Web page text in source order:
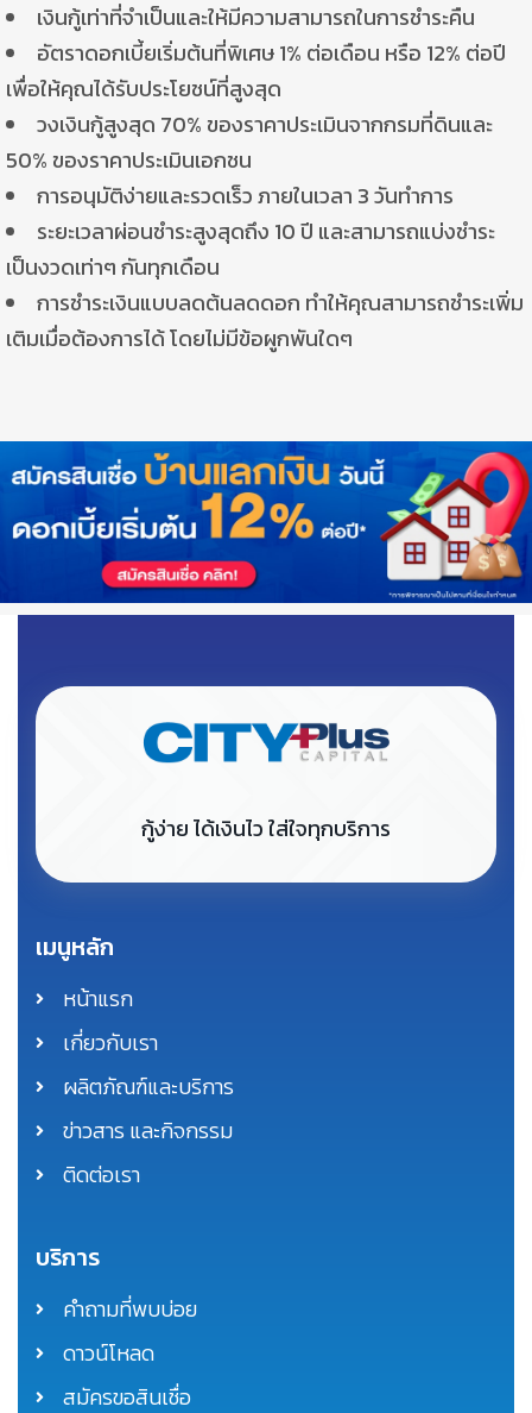
เงินกู้เท่าที่จำเป็นและให้มีความสามารถในการชำระคืน
อัตราดอกเบี้ยเริ่มต้นที่พิเศษ 1% ต่อเดือน หรือ 12% ต่อปี
เพื่อให้คุณได้รับประโยชน์ที่สูงสุด
วงเงินกู้สูงสุด 70% ของราคาประเมินจากกรมที่ดินและ
50% ของราคาประเมินเอกชน
การอนุมัติง่ายและรวดเร็ว ภายในเวลา 3 วันทำการ
ระยะเวลาผ่อนชำระสูงสุดถึง 10 ปี และสามารถแบ่งชำระ
เป็นงวดเท่าๆ กันทุกเดือน
การชำระเงินแบบลดต้นลดดอก ทำให้คุณสามารถชำระเพิ่ม
เติมเมื่อต้องการได้ โดยไม่มีข้อผูกพันใดๆ
กู้ง่าย ได้เงินไว ใส่ใจทุกบริการ
เมนูหลัก
หน้าแรก
เกี่ยวกับเรา
ผลิตภัณฑ์และบริการ
ข่าวสาร และกิจกรรม
ติดต่อเรา
บริการ
คำถามที่พบบ่อย
ดาวน์โหลด
สมัครขอสินเชื่อ